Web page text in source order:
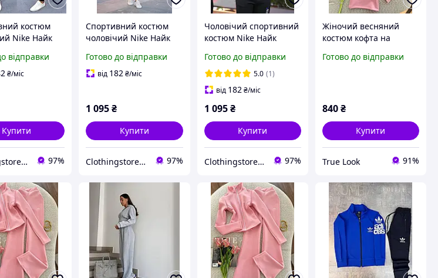
костюм
Nike Найк
штани на
відправки
₴/міс
Купити
Сlothingstore - стиль та комфорт. 97%
Спортивний костюм
чоловічий Nike Найк
кофта та штани на
блискавці з
Готово до відправки
від 182₴/міс
1 095₴
Купити
Сlothingstore - стиль та комфорт. 97%
Чоловічий спортивний
костюм Nike Найк
кофта та штани на
блискавці з
капюшоном
Готово до відправки
5.0 (1)
від 182 ₴/міс
1 095 ₴
Купити
Сlothingstore - стиль та комфорт. 97%
Жіночий весняний
костюм кофта на
рукавом штани
Готово до відправки
840₴
Купити
True Look 91%